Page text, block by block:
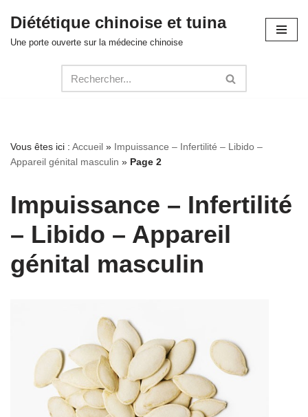
Aller
Diététique chinoise et tuina
Une porte ouverte sur la médecine chinoise
Vous êtes ici : Accueil » Impuissance – Infertilité – Libido –
Appareil génital masculin » Page 2
Impuissance – Infertilité
– Libido – Appareil
génital masculin